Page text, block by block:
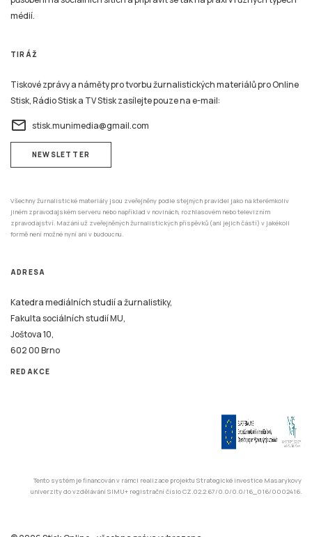
médií.
TIRÁŽ
Tiskové zprávy a náměty pro tvorbu žurnalistických materiálů pro Online
Stisk, Rádio Stisk a TV Stisk zasílejte pouze na e-mail:
email stisk.munimedia@gmail.com
NEWSLETTER
Všechny žurnalistické materiály jsou zveřejněny podle stejných pravidel jako na kterémkoliv
jiném zpravodajském serveru nebo například v novinách, rozhlasovém nebo televizním
zpravodajství. Mazání už zveřejněných žurnalistických příspěvků (ani jejich částí) v jakékoli
formě není možné nyní ani v budoucnu.
ADRESA
Katedra mediálních studií a žurnalistiky,
Fakulta sociálních studií MU,
Joštova 10,
602 00 Brno
REDAKCE
Tento systém je financován v rámci realizace projektu Strategické investice Masarykovy
univerzity do vzdělávání SIMU+ registrační číslo CZ.02.2.67/0.0/0.0/16_016/0002416.